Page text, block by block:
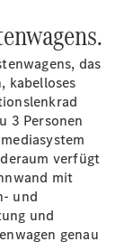
das
kabelloses
3 Personen
verfügt
mit
und
und
genau